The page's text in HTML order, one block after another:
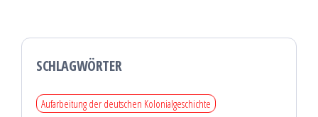
SCHLAGWÖRTER
Aufarbeitung der deutschen Kolonialgeschichte